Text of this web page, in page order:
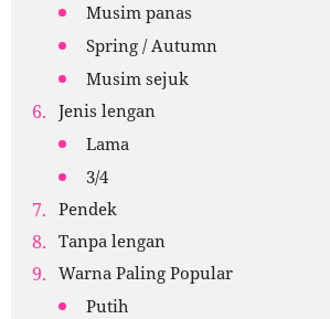
Musim panas
Spring / Autumn
Musim sejuk
Jenis lengan
Lama
3/4
Pendek
Tanpa lengan
Warna Paling Popular
Putih